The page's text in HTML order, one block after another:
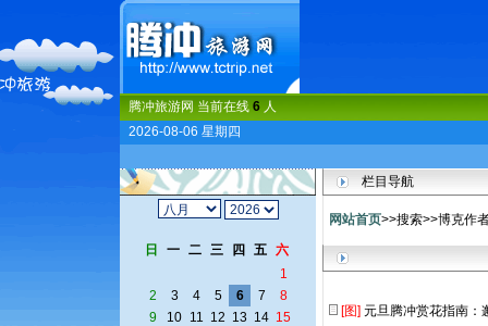
腾冲旅游网 当前在线 6 人
2026-08-06 星期四
日 一 二 三 四 五 六
1
2
3 4 5 6 7
8
9
10 11 12 13 14 15
栏目导航
网站首页>>搜索>>博克作
[图] 元旦腾冲赏花指南：